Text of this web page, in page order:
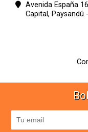
Avenida España
Capital, Paysandú